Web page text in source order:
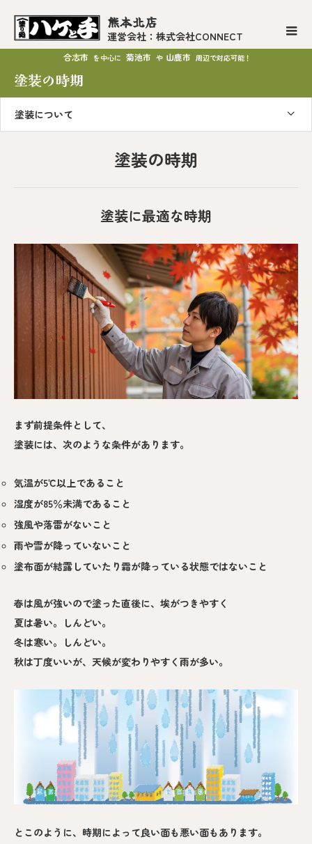
熊本北店
運営会社：株式会社CONNECT
合志市 を中心に 菊池市 や 山鹿市 周辺で対応可能！
塗装の時期
塗装について
塗装の時期
塗装に最適な時期
まず前提条件として、
塗装には、次のような条件があります。
気温が5℃以上であること
湿度が85％未満であること
強風や落雷がないこと
雨や雪が降っていないこと
塗布面が結露していたり霜が降っている状態ではないこと
春は風が強いので塗った直後に、埃がつきやすく
夏は暑い。しんどい。
冬は寒い。しんどい。
秋は丁度いいが、天候が変わりやすく雨が多い。
とこのように、時期によって良い面も悪い面もあります。